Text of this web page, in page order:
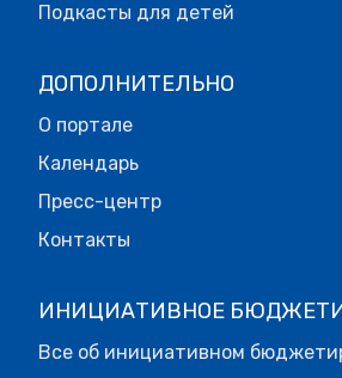
Подкасты для детей
ДОПОЛНИТЕЛЬНО
О портале
Календарь
Пресс-центр
Контакты
ИНИЦИАТИВНОЕ
Все об инициативном